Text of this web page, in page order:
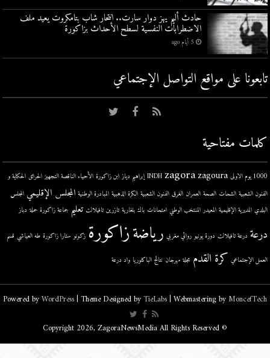
حادث أليم يهز دوار سارت.. انتحار شاب بتامكروت يعيد ملف
الاضطرابات النفسية لسطح الأحداث بزاكورة
5 أيام ago
تابعونا على مواقع التواصل اﻹجتماعي
كلمات مفتاحية
1000 يوم الاولى INDH zagora zagoura إبراهيم دياز ابن زاكورة الأحياء الناقصة التجهيز الحرائق الحكاية و
الفنون الشعبية الشحات الصحة العمران الغرق الفنون الشعبية الكرة الذهبية المبادرة الوطنية المجلس الإقليمي المجلس
البلدي المديرية الإقليمية المعيدر المنتخب الوطني امتحانات باك بلغارية تازرين تافيلالت تعليم جماعة زاكورة حملة دباز
درعة درعة تافيلالت دورة يونيو روائي مغربي رياضةزاكورة زكونو ستارا زاكورة طه العياشي قسم
العمل الإجتماعي كرة القدم مجلة مهرجان نتائج الباكلوريا واد درعة
Powered byWordPress| Theme Designed byTieLabs| Webmastering byMoncefTech
© Copyright 2026, ZagoraNewsMedia All Rights Reserved